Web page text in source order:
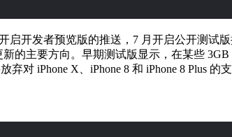
开发者预览版的推送，7 月开启公开测试版
的主要方向。早期测试版显示，在某些
对 iPhone X、iPhone 8 和 iPhone 8 Plus 的